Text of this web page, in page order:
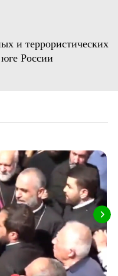
и террористических
России